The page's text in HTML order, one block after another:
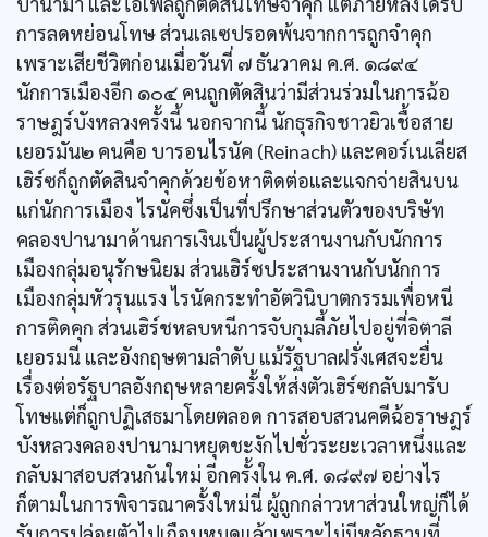
การลดหย่อนโทษ ส่วนเลเซปรอดพ้นจากการถูกจำคุก
เพราะเสียชีวิตก่อนเมื่อวันที่ ๗ ธันวาคม ค.ศ. ๑๘๙๔
นักการเมืองอีก ๑๐๔ คนถูกตัดสินว่ามีส่วนร่วมในการฉ้อ
ราษฎร์บังหลวงครั้งนี้ นอกจากนี้ นักธุรกิจชาวยิวเชื้อสาย
เยอรมัน๒ คนคือ บารอนไรนัค (Reinach) และคอร์เนเลียส
เฮิร์ซก็ถูกตัดสินจำคุกด้วยข้อหาติดต่อและแจกจ่ายสินบน
แก่นักการเมือง ไรนัคซึ่งเป็นที่ปรึกษาส่วนตัวของบริษัท
คลองปานามาด้านการเงินเป็นผู้ประสานงานกับนักการ
เมืองกลุ่มอนุรักษนิยม ส่วนเฮิร์ซประสานงานกับนักการ
เมืองกลุ่มหัวรุนแรง ไรนัคกระทำอัตวินิบาตกรรมเพื่อหนี
การติดคุก ส่วนเฮิร์ชหลบหนีการจับกุมลี้ภัยไปอยู่ที่อิตาลี
เยอรมนี และอังกฤษตามลำดับ แม้รัฐบาลฝรั่งเศสจะยื่น
เรื่องต่อรัฐบาลอังกฤษหลายครั้งให้ส่งตัวเฮิร์ซกลับมารับ
โทษแต่ก็ถูกปฏิเสธมาโดยตลอด การสอบสวนคดีฉ้อราษฎร์
บังหลวงคลองปานามาหยุดชะงักไปชั่วระยะเวลาหนึ่งและ
กลับมาสอบสวนกันใหม่ อีกครั้งใน ค.ศ. ๑๘๙๗ อย่างไร
ก็ตามในการพิจารณาครั้งใหม่นี่ ผู้ถูกกล่าวหาส่วนใหญ่ก็ได้